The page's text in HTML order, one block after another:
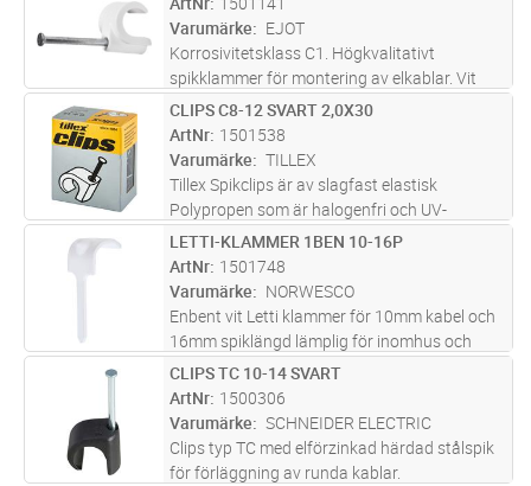
Varumärke
EJOT
Korrosivitetsklass C1. Högkvalitativt
spikklammer för montering av elkablar. Vit
polypropenclips med härdad stålspik för
runda kablar i elinstallationer inomhus. Spiken
tränger in även i mycket hårt
FP Lägg i kundvagn
CLIPS C8-12 SVART 2,0X30
ArtNr 1501538
Varumärke
TILLEX
Tillex Spikclips är av slagfast elastisk
Polypropen som är halogenfri och UV-
beständig i hög kvalité från fabriken i
Danmark. För runda kablar 8-12mm i färgen
Svart. Elförzinkad härdad stålspik 2,0x3
mer
FP Lägg i kundvagn
LETTI-KLAMMER 1BEN 10-16P
ArtNr 1501748
Varumärke
NORWESCO
Enbent vit Letti klammer för 10mm kabel och
16mm spiklängd lämplig för inomhus och
utomhusinstallation. Elförzinkad och
plastbelagd klammer som med sin smäckra
design och utformning ger en diskret in
mer
FP Lägg i kundvagn
CLIPS TC 10-14 SVART
ArtNr 1500306
Varumärke
SCHNEIDER ELECTRIC
Clips typ TC med elförzinkad härdad stålspik
för förläggning av runda kablar.